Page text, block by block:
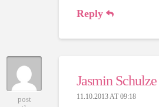
Reply
post
Jasmin Schulze
11.10.2013 AT 09:18